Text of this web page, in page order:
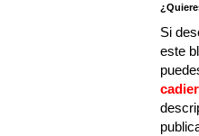
Si
este